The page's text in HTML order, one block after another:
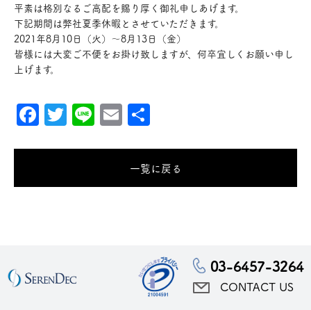
平素は格別なるご高配を賜り厚く御礼申しあげます。
下記期間は弊社夏季休暇とさせていただきます。
2021年8月10日（火）～8月13日（金）
皆様には大変ご不便をお掛け致しますが、何卒宜しくお願い申し
上げます。
Facebook
Twitter
LineEmail
一覧に戻る
03-6457-3264
CONTACT US